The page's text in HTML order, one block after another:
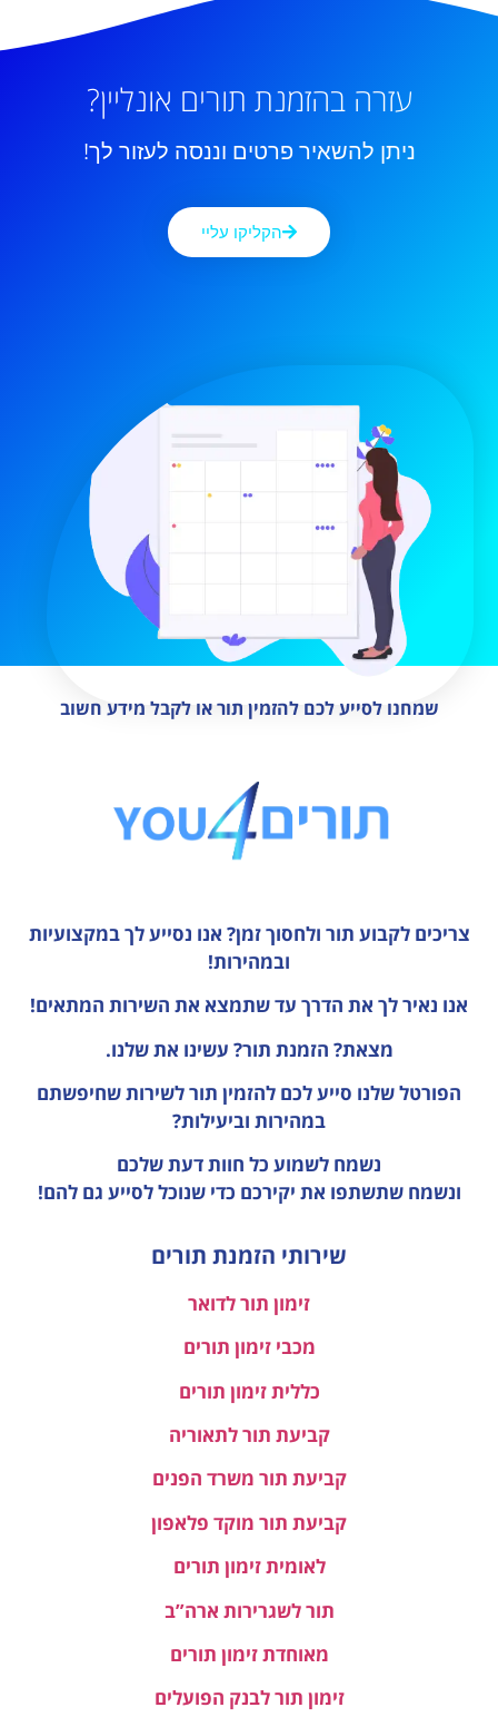
עזרה בהזמנת תורים אונליין?
ניתן להשאיר פרטים וננסה לעזור לך!
הקליקו עליי
שמחנו לסייע לכם להזמין תור או לקבל מידע חשוב
צריכים לקבוע תור ולחסוך זמן? אנו נסייע לך במקצועיות
ובמהירות!
אנו נאיר לך את הדרך עד שתמצא את השירות המתאים!
מצאת? הזמנת תור? עשינו את שלנו.
הפורטל שלנו סייע לכם להזמין תור לשירות שחיפשתם
במהירות וביעילות?
נשמח לשמוע כל חוות דעתשלכם
ונשמח שתשתפו את יקירכם כדי שנוכל לסייע גם להם!
שירותי הזמנת תורים
זימון תור לדואר
מכבי זימון תורים
כללית זימון תורים
קביעת תור לתאוריה
קביעת תור משרד הפנים
קביעת תור מוקד פלאפון
לאומית זימון תורים
תור לשגרירות ארה”ב
מאוחדת זימון תורים
זימון תור לבנק הפועלים